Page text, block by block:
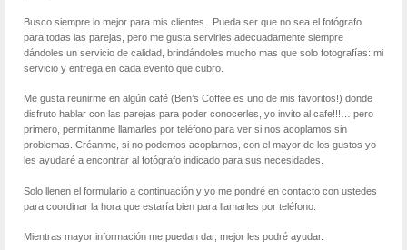
Busco siempre lo mejor para mis clientes. Pueda ser que no sea el fotógrafo
para todas las parejas, pero me gusta servirles adecuadamente siempre
dándoles un servicio de calidad, brindándoles mucho mas que solo fotografías: mi
servicio y entrega en cada evento que cubro.
Me gusta reunirme en algún café (Ben’s Coffee es uno de mis favoritos!) donde
disfruto hablar con las parejas para poder conocerles, yo invito al cafe!!!… pero
primero, permítanme llamarles por teléfono para ver si nos acoplamos sin
problemas. Créanme, si no podemos acoplarnos, con el mayor de los gustos yo
les ayudaré a encontrar al fotógrafo indicado para sus necesidades.
Solo llenen el formulario a continuación y yo me pondré en contacto con ustedes
para coordinar la hora que estaría bien para llamarles por teléfono.
Mientras mayor información me puedan dar, mejor les podré ayudar.